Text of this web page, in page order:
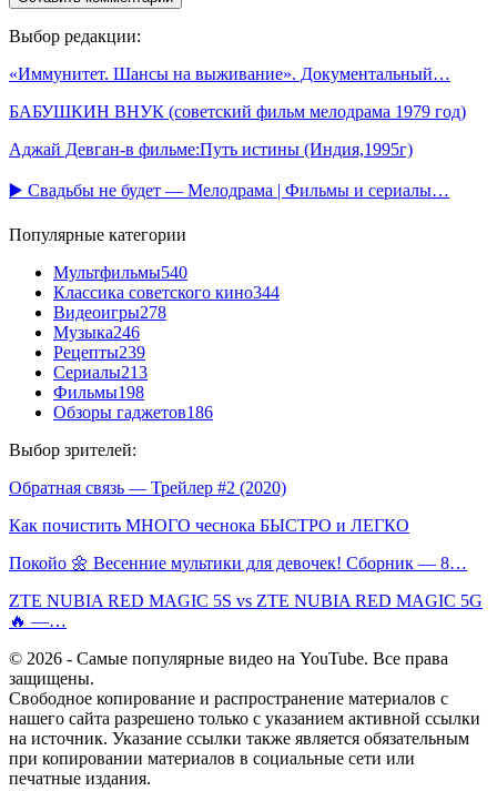
Выбор редакции:
«Иммунитет. Шансы на выживание». Документальный…
БАБУШКИН ВНУК (советский фильм мелодрама 1979 год)
Аджай Девган-в фильме:Путь истины (Индия,1995г)
▶️ Свадьбы не будет — Мелодрама | Фильмы и сериалы…
Популярные категории
Мультфильмы540
Классика советского кино344
Видеоигры278
Музыка246
Рецепты239
Сериалы213
Фильмы198
Обзоры гаджетов186
Выбор зрителей:
Обратная связь — Трейлер #2 (2020)
Как почистить МНОГО чеснока БЫСТРО и ЛЕГКО
Покойо 🌼 Весенние мультики для девочек! Сборник — 8…
ZTE NUBIA RED MAGIC 5S vs ZTE NUBIA RED MAGIC 5G
🔥 —…
© 2026 - Самые популярные видео на YouTube. Все права
защищены.
Свободное копирование и распространение материалов с
нашего сайта разрешено только с указанием активной ссылки
на источник. Указание ссылки также является обязательным
при копировании материалов в социальные сети или
печатные издания.